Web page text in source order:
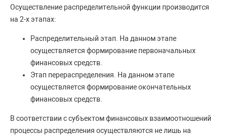
Осуществление распределительной функции производится
на 2-х этапах:
Распределительный этап. На данном этапе
осуществляется формирование первоначальных
финансовых средств.
Этап перераспределения. На данном этапе
осуществляется формирование окончательных
финансовых средств.
В соответствии с субъектом финансовых взаимоотношений
процессы распределения осуществляются не лишь на